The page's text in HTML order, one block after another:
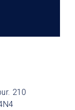
210